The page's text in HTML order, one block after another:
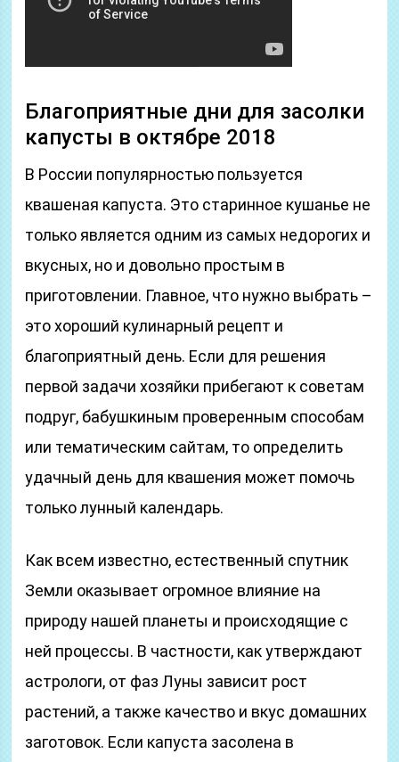
Благоприятные дни для засолки
капусты в октябре 2018
В России популярностью пользуется
квашеная капуста. Это старинное кушанье не
только является одним из самых недорогих и
вкусных, но и довольно простым в
приготовлении. Главное, что нужно выбрать –
это хороший кулинарный рецепт и
благоприятный день. Если для решения
первой задачи хозяйки прибегают к советам
подруг, бабушкиным проверенным способам
или тематическим сайтам, то определить
удачный день для квашения может помочь
только лунный календарь.
Как всем известно, естественный спутник
Земли оказывает огромное влияние на
природу нашей планеты и происходящие с
ней процессы. В частности, как утверждают
астрологи, от фаз Луны зависит рост
растений, а также качество и вкус домашних
заготовок. Если капуста засолена в